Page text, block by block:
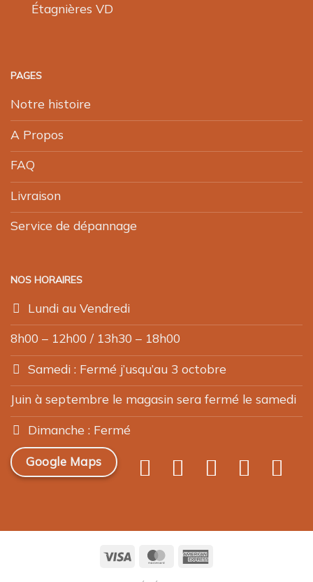
Étagnières VD
PAGES
Notre histoire
A Propos
FAQ
Livraison
Service de dépannage
NOS HORAIRES
Lundi au Vendredi
8h00 – 12h00 / 13h30 – 18h00
Samedi : Fermé j’usqu’au 3 octobre
Juin à septembre le magasin sera fermé le samedi
Dimanche : Fermé
Google Maps
Visa MasterCard